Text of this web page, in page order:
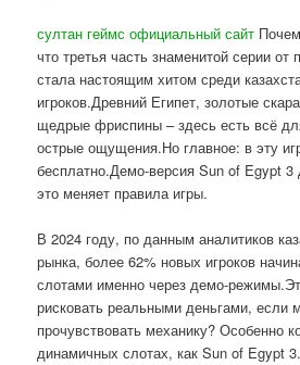
султан геймс официальный сайт
что третья часть знаменитой серии от
стала настоящим хитом среди
игроков.Древний Египет, золотые
щедрые фриспины – здесь есть всё
острые ощущения.Но главное: в эту
бесплатно.Демо-версия Sun of Egypt
это меняет правила игры.
В 2024 году, по данным аналитиков
рынка, более 62% новых игроков
слотами именно через демо-
рисковать реальными деньгами, если
прочувствовать механику? Особенно
динамичных слотах, как Sun of Egypt 3.